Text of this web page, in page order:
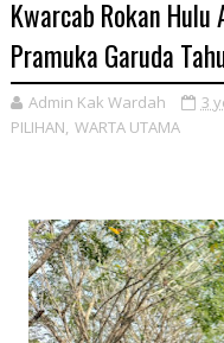
Kwarcab Rokan Hulu
Pramuka Garuda
Admin Kak Wardah 3
PILIHAN, WARTA UTAMA